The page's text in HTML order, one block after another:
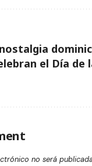
el Día de
no será